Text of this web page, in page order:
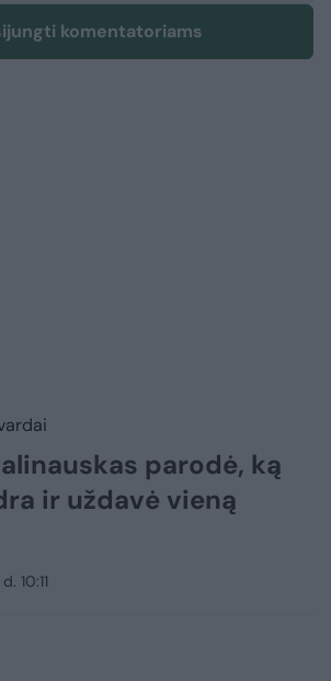
komentatoriams
parodė, ką
ir uždavė vieną
10:11